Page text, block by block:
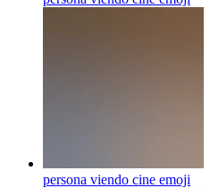
persona viendo cine emoji